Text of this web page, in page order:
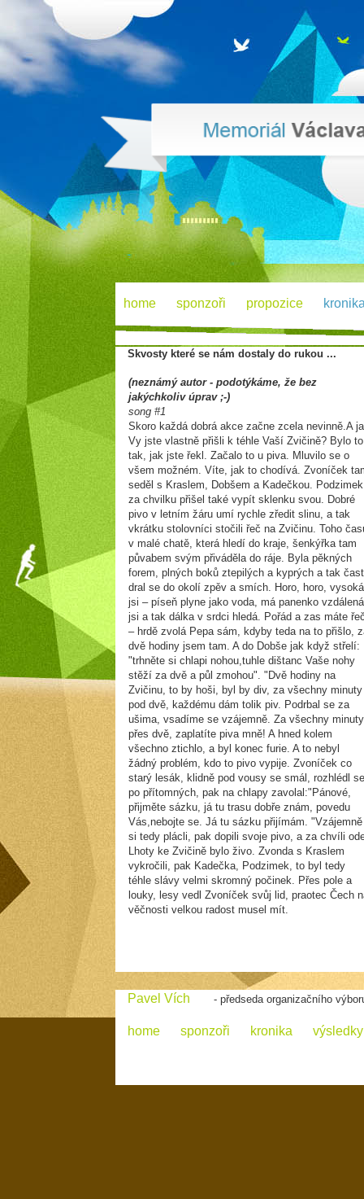
home sponzoři propozice
Skvosty které se nám dostaly do rukou ...
(neznámý autor - podotýkáme, že bez
jakýchkoliv úprav ;-)
song #1
Skoro každá dobrá akce začne zcela nevinně.A
Vy jste vlastně přišli k téhle Vaší Zvičině? Bylo to
tak, jak jste řekl. Začalo to u piva. Mluvilo se o
všem možném. Víte, jak to chodívá. Zvoníček
seděl s Kraslem, Dobšem a Kadečkou. Podzimek
za chvilku přišel také vypít sklenku svou. Dobré
pivo v letním žáru umí rychle zředit slinu, a tak
vkrátku stolovníci stočili řeč na Zvičinu. Toho
v malé chatě, která hledí do kraje, šenkýřka tam
půvabem svým přiváděla do ráje. Byla pěkných
forem, plných boků ztepilých a kyprých a tak
dral se do okolí zpěv a smích. Horo, horo, vysoká
jsi – píseň plyne jako voda, má panenko vzdálená
jsi a tak dálka v srdci hledá. Pořád a zas máte
– hrdě zvolá Pepa sám, kdyby teda na to přišlo,
dvě hodiny jsem tam. A do Dobše jak když střelí:
"trhněte si chlapi nohou,tuhle dištanc Vaše nohy
stěží za dvě a půl zmohou". "Dvě hodiny na
Zvičinu, to by hoši, byl by div, za všechny minuty
pod dvě, každému dám tolik piv. Podrbal se za
ušima, vsadíme se vzájemně. Za všechny minuty
přes dvě, zaplatíte piva mně! A hned kolem
všechno ztichlo, a byl konec furie. A to nebyl
žádný problém, kdo to pivo vypije. Zvoníček co
starý lesák, klidně pod vousy se smál, rozhlédl se
po přítomných, pak na chlapy zavolal:"Pánové,
přijměte sázku, já tu trasu dobře znám, povedu
Vás,nebojte se. Já tu sázku přijímám. "Vzájemně
si tedy plácli, pak dopili svoje pivo, a za chvíli
Lhoty ke Zvičině bylo živo. Zvonda s Kraslem
vykročili, pak Kadečka, Podzimek, to byl tedy
téhle slávy velmi skromný počinek. Přes pole a
louky, lesy vedl Zvoníček svůj lid, praotec Čech
věčnosti velkou radost musel mít.
Pavel Vích - předseda organizačního
home sponzoři kronika výsledky